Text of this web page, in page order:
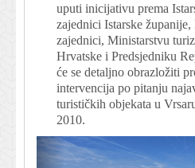
uputi inicijativu prema
zajednici Istarske
zajednici, Ministarstvu
Hrvatske i Predsjedniku
će se detaljno obrazložiti
intervencija po pitanju
turističkih objekata u
2010.